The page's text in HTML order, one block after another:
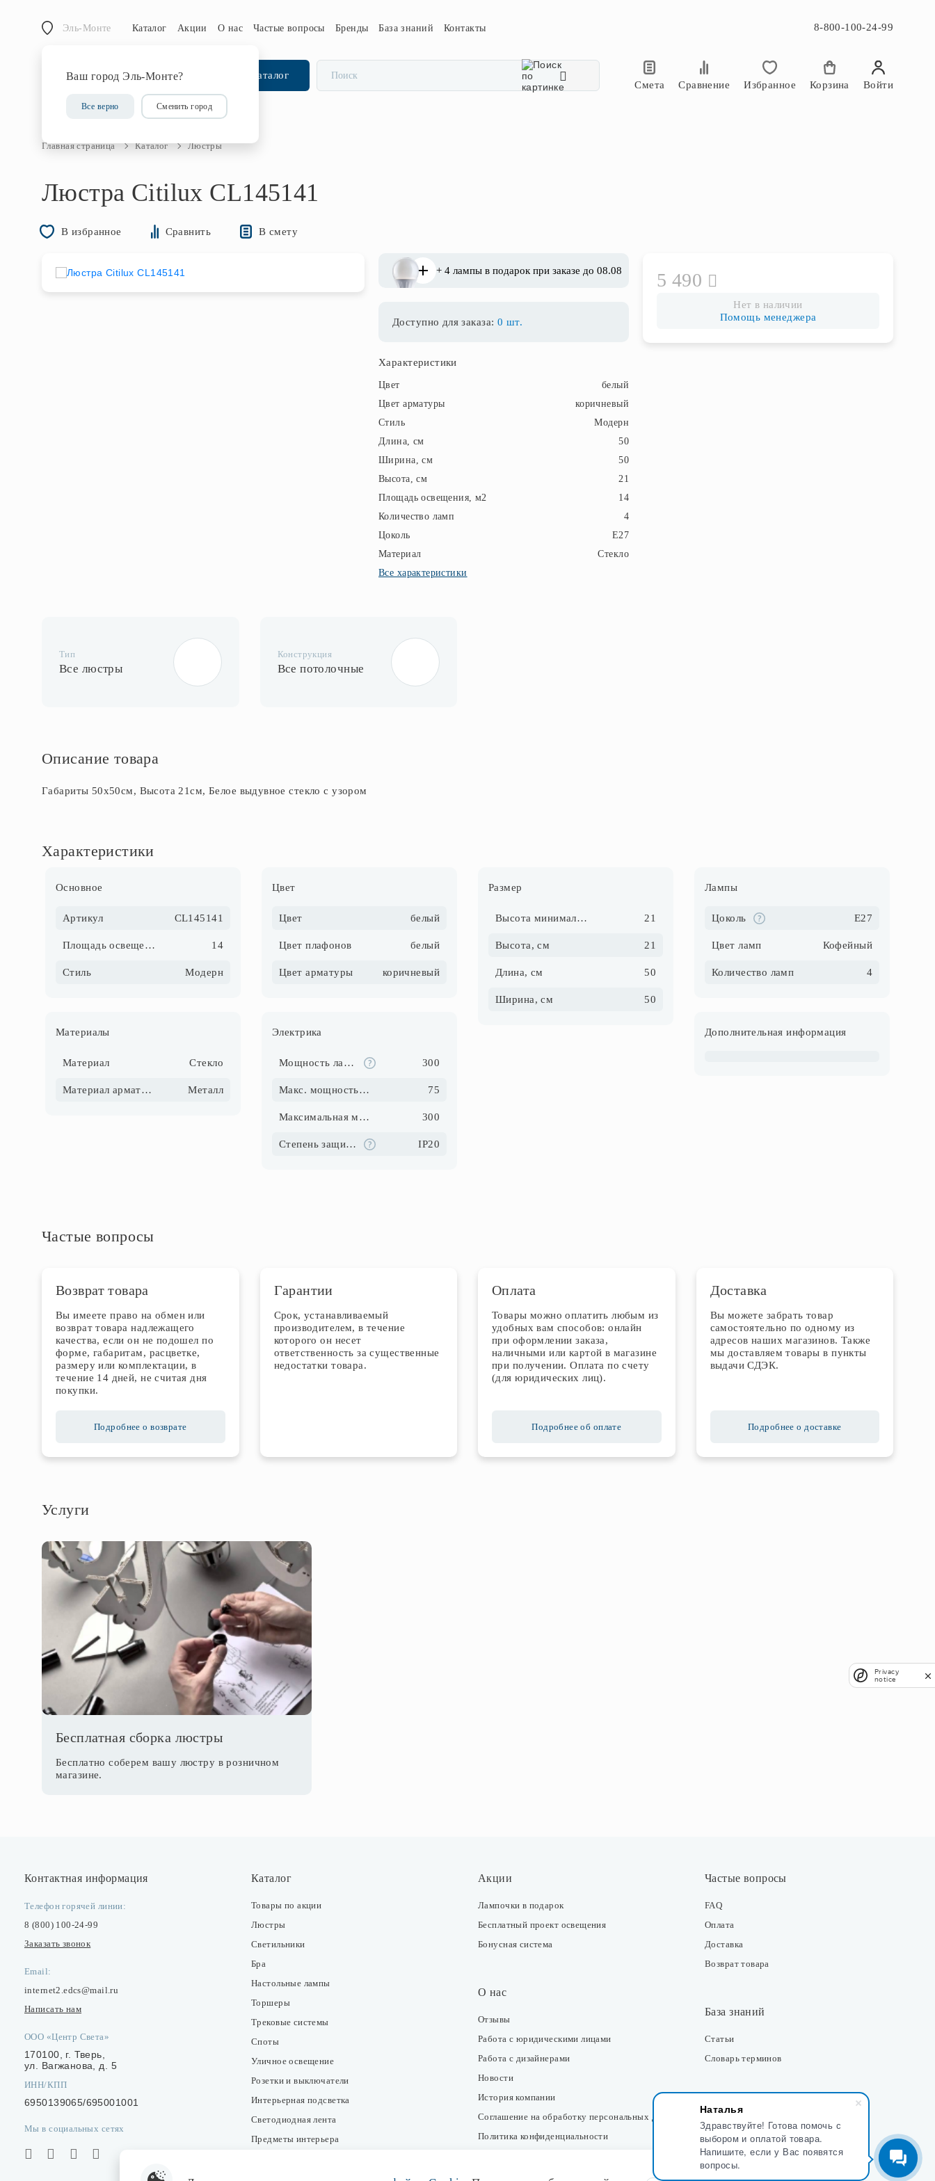
Наталья
Здравствуйте! Готова помочь с
выбором и оплатой товара.
Напишите, если у Вас появятся
вопросы.
Эль-Монте
Ваш город Эль-Монте?
Все верно Сменить город
Каталог Акции О нас Частые вопросы Бренды База знаний Контакты 8-800-100-24-99
Каталог
Смета
Сравнение Избранное Корзина Войти
Главная страница Каталог Люстры
Люстра Citilux CL145141
В избранное Сравнить В смету
+ 4 лампы в подарок при заказе до 08.08
Доступно для заказа: 0 шт.
Характеристики
Цвет
белый
Цвет арматуры
коричневый
Стиль
Модерн
Длина, см
50
Ширина, см
50
Высота, см
21
Площадь освещения, м2
14
Количество ламп
4
Цоколь
E27
Материал
Стекло
Все характеристики
5 490
Нет в наличии
Помощь менеджера
Тип
Все люстры
Конструкция
Все потолочные
Описание товара
Габариты 50х50см, Высота 21см, Белое выдувное стекло с узором
Характеристики
Основное
Артикул CL145141
Площадь освещения, м2 14
Стиль Модерн
Цвет
Цвет белый
Цвет плафонов белый
Цвет арматуры коричневый
Размер
Высота минимальная, см 21
Высота, см 21
Длина, см 50
Ширина, см 50
Лампы
Цоколь E27
Цвет ламп Кофейный
Количество ламп 4
Материалы
Материал Стекло
Материал арматуры Металл
Электрика
Мощность ламп, Вт 300
Макс. мощность ламп, Вт 75
Максимальная мощность, Вт 300
Степень защиты IP IP20
Дополнительная информация
Частые вопросы
Возврат товара
Вы имеете право на обмен или
возврат товара надлежащего
качества, если он не подошел по
форме, габаритам, расцветке,
размеру или комплектации, в
течение 14 дней, не считая дня
покупки.
Подробнее о возврате
Гарантии
Срок, устанавливаемый
производителем, в течение
которого он несет
ответственность за существенные
недостатки товара.
Оплата
Товары можно оплатить любым из
удобных вам способов: онлайн
при оформлении заказа,
наличными или картой в магазине
при получении. Оплата по счету
(для юридических лиц).
Подробнее об оплате
Доставка
Вы можете забрать товар
самостоятельно по одному из
адресов наших магазинов. Также
мы доставляем товары в пункты
выдачи СДЭК.
Подробнее о доставке
Услуги
Бесплатная сборка люстры
Бесплатно соберем вашу люстру в розничном
магазине.
Контактная информация
Телефон горячей линии:
8 (800) 100-24-99
Заказать звонок
Email:
internet2.edcs@mail.ru
Написать нам
ООО «Центр Света»
170100, г. Тверь,
ул. Вагжанова, д. 5
ИНН/КПП
6950139065/695001001
Мы в социальных сетях
Каталог
Товары по акции
Люстры
Светильники
Бра
Настольные лампы
Торшеры
Трековые системы
Споты
Уличное освещение
Розетки и выключатели
Интерьерная подсветка
Светодиодная лента
Предметы интерьера
Акции
Лампочки в подарок
Бесплатный проект освещения
Бонусная система
О нас
Отзывы
Работа с юридическими лицами
Работа с дизайнерами
Новости
История компании
Соглашение на обработку персональных данных
Политика конфиденциальности
Частые вопросы
FAQ
Оплата
Доставка
Возврат товара
База знаний
Статьи
Словарь терминов
Контакты
Розничные магазины
Интернет-магазин
Отдел закупки
Privacy
notice